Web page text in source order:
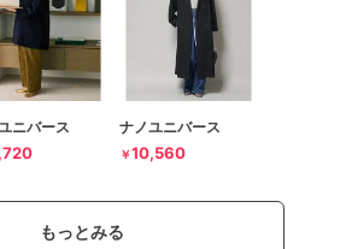
ニバース ナノユニバース
￥10,560
もっとみる